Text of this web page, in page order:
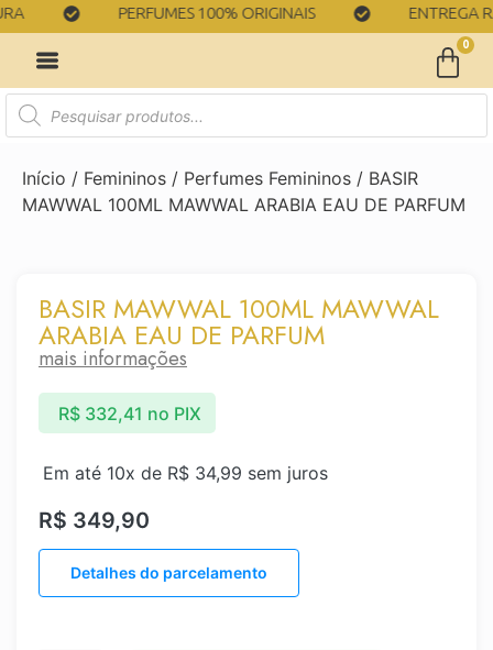
PERFUMES 100% ORIGINAIS ENTREGA
0
Início / Femininos / Perfumes Femininos / BASIR
MAWWAL 100ML MAWWAL ARABIA EAU DE PARFUM
BASIR MAWWAL 100ML MAWWAL
ARABIA EAU DE PARFUM
mais informações
R$ 349,90
Em até 10x de R$ 34,99 sem juros
R$332,41 no PIX
Detalhes do parcelamento